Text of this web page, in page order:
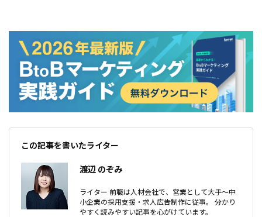
この記事を書いたライター
渡辺 のぞみ
ライター 前職は人材会社で、営業として大手〜中
小企業の採用支援・求人広告制作に従事。 分かり
やすく読みやすい記事を心がけています。